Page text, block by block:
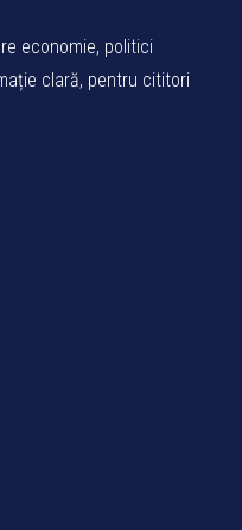
economie, politici
clară, pentru cititori